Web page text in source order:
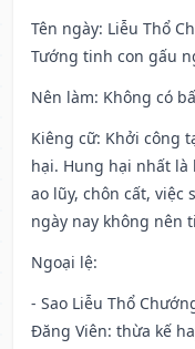
Tên ngày: Liễu Thổ
Tướng tinh con gấu
Nên làm: Không có
Kiêng cữ: Khởi công
hại. Hung hại nhất
ao lũy, chôn cất, việc
ngày nay không nên
Ngoại lệ:
- Sao Liễu Thổ
Đăng Viên: thừa kế